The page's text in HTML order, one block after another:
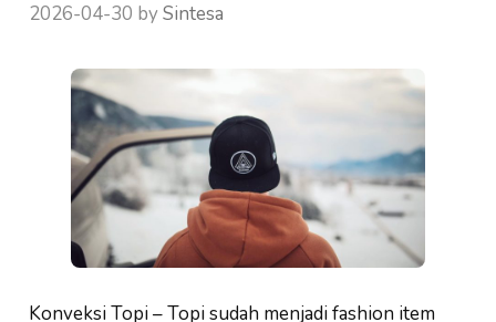
2026-04-30 bySintesa
Konveksi Topi – Topi sudah menjadi fashion item